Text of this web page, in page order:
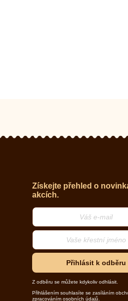
Získejte přehled o
akcích.
Přihlásit k odběru
Z odběru se můžete kdykoliv odhlásit.
Přihlášením souhlasíte se zasíláním
zpracováním osobních údajů.